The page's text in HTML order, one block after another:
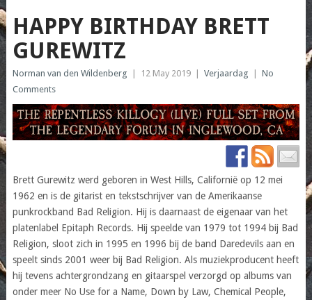
HAPPY BIRTHDAY BRETT
GUREWITZ
Norman van den Wildenberg 12 May 2019 Verjaardag
No
Comments
Brett Gurewitz werd geboren in West Hills, Californië op 12 mei
1962 en is de gitarist en tekstschrijver van de Amerikaanse
punkrockband Bad Religion. Hij is daarnaast de eigenaar van het
platenlabel Epitaph Records. Hij speelde van 1979 tot 1994 bij Bad
Religion, sloot zich in 1995 en 1996 bij de band Daredevils aan en
speelt sinds 2001 weer bij Bad Religion. Als muziekproducent heeft
hij tevens achtergrondzang en gitaarspel verzorgd op albums van
onder meer No Use for a Name, Down by Law, Chemical People,